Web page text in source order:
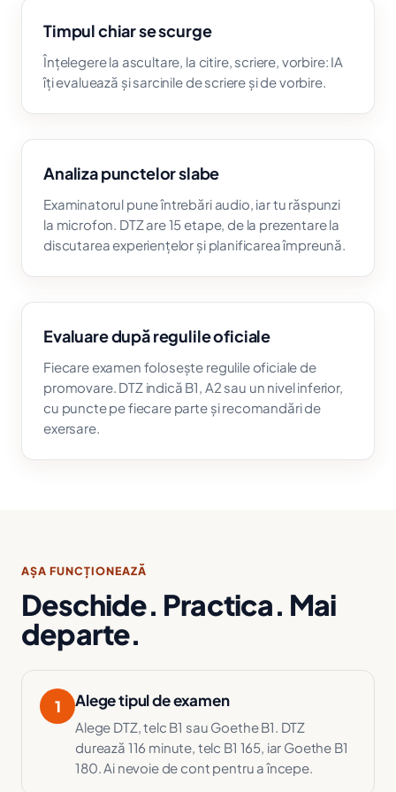
Timpul chiar se scurge
Înțelegere la ascultare, la citire, scriere, vorbire: IA
îți evaluează și sarcinile de scriere și de vorbire.
Analiza punctelor slabe
Examinatorul pune întrebări audio, iar tu răspunzi
la microfon. DTZ are 15 etape, de la prezentare la
discutarea experiențelor și planificarea împreună.
Evaluare după regulile oficiale
Fiecare examen folosește regulile oficiale de
promovare. DTZ indică B1, A2 sau un nivel inferior,
cu puncte pe fiecare parte și recomandări de
exersare.
AȘA FUNCȚIONEAZĂ
Deschide. Practica. Mai
departe.
1 Alege tipul de examen
Alege DTZ, telc B1 sau Goethe B1. DTZ
durează 116 minute, telc B1 165, iar Goethe B1
180. Ai nevoie de cont pentru a începe.